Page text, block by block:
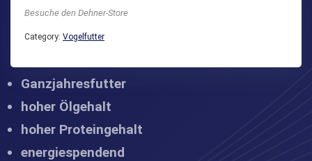
Besuche den Dehner-Store
Category: Vogelfutter
Ganzjahresfutter
hoher Ölgehalt
hoher Proteingehalt
energiespendend